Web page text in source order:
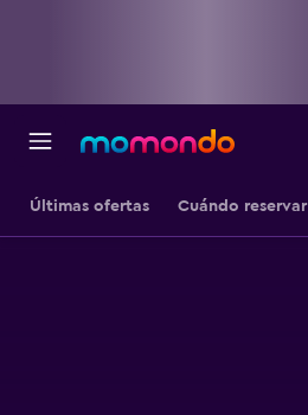
Últimas ofertas Cuándo reservar